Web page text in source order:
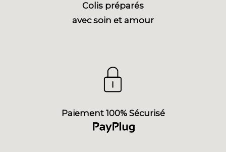
Colis préparés
avec soin et amour
Paiement 100% Sécurisé